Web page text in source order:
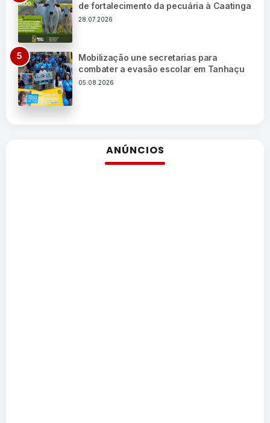
de fortalecimento da pecuária à Caatinga
28.07.2026
Mobilização une secretarias para
combater a evasão escolar em Tanhaçu
05.08.2026
ANÚNCIOS